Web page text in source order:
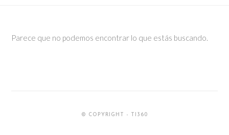
Parece que no podemos encontrar lo que estás buscando.
© COPYRIGHT - TI360